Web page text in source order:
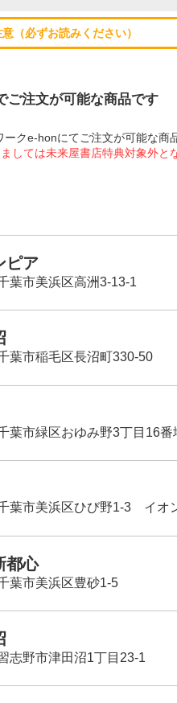
（必ずお読みください）
ご注文が可能な商品です
クe-honにてご注文が可能な商
しては未来屋書店特典対象外と
ピア
市美浜区高洲3-13-1
市稲毛区長沼町330-50
市緑区おゆみ野3丁目16番
葉市美浜区ひび野1-3 イオ
都心
葉市美浜区豊砂1-5
野市津田沼1丁目23-1